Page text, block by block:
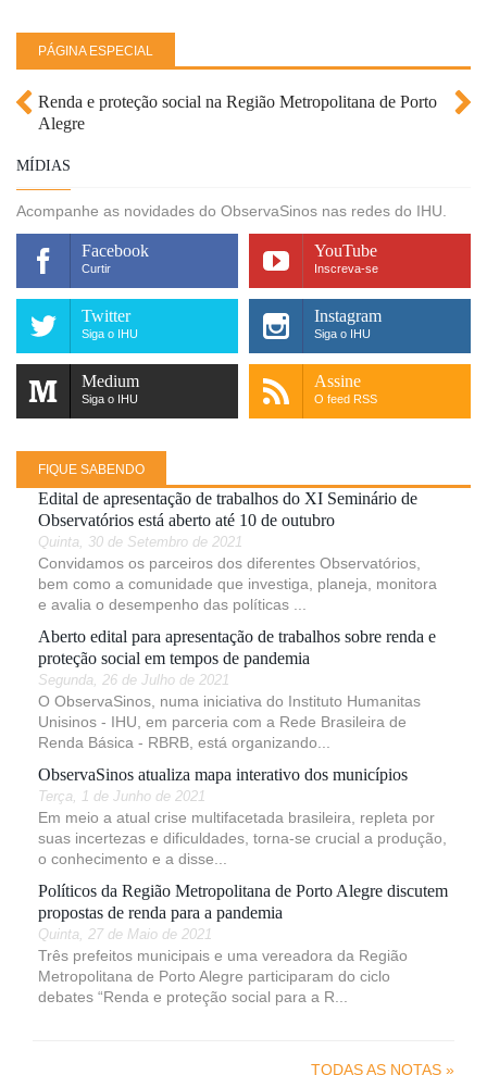
PÁGINA ESPECIAL
Renda e proteção social na Região Metropolitana de Porto
Alegre
MÍDIAS
Acompanhe as novidades do ObservaSinos nas redes do IHU.
Facebook
Curtir
YouTube
Inscreva-se
Twitter
Siga o IHU
Instagram
Siga o IHU
Medium
Siga o IHU
Assine
O feed RSS
FIQUE SABENDO
Edital de apresentação de trabalhos do XI Seminário de
Observatórios está aberto até 10 de outubro
Quinta, 30 de Setembro de 2021
Convidamos os parceiros dos diferentes Observatórios,
bem como a comunidade que investiga, planeja, monitora
e avalia o desempenho das políticas ...
Aberto edital para apresentação de trabalhos sobre renda e
proteção social em tempos de pandemia
Segunda, 26 de Julho de 2021
O ObservaSinos, numa iniciativa do Instituto Humanitas
Unisinos - IHU, em parceria com a Rede Brasileira de
Renda Básica - RBRB, está organizando...
ObservaSinos atualiza mapa interativo dos municípios
Terça, 1 de Junho de 2021
Em meio a atual crise multifacetada brasileira, repleta por
suas incertezas e dificuldades, torna-se crucial a produção,
o conhecimento e a disse...
Políticos da Região Metropolitana de Porto Alegre discutem
propostas de renda para a pandemia
Quinta, 27 de Maio de 2021
Três prefeitos municipais e uma vereadora da Região
Metropolitana de Porto Alegre participaram do ciclo
debates “Renda e proteção social para a R...
TODAS AS NOTAS »